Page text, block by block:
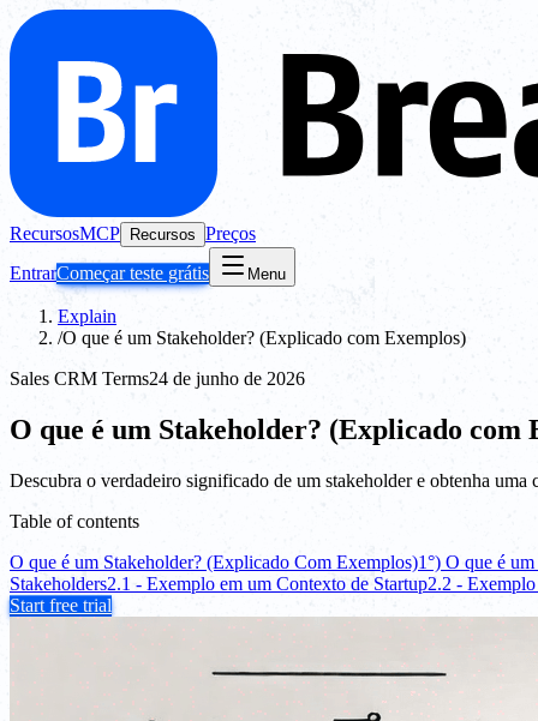
RecursosMCP Recursos Preços
EntrarComeçar teste grátis Menu
Explain
/O que é um Stakeholder? (Explicado com Exemplos)
Sales CRM Terms24 de junho de 2026
O que é um Stakeholder? (Explicado com
Descubra o verdadeiro significado de um stakeholder e obtenha
Table of contents
O que é um Stakeholder? (Explicado Com Exemplos)1°) O que é
Stakeholders2.1 - Exemplo em um Contexto de Startup2.2 -
Start free trial